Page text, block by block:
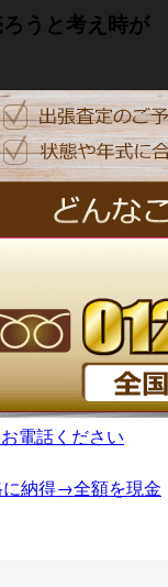
うと考え時が